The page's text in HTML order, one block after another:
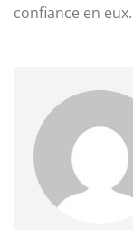
confiance en eux.